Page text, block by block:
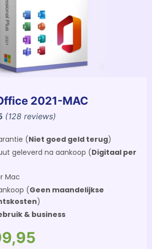
2021-MAC
(128 reviews)
(Niet goed geld terug)
geleverd na aankoop (Digitaal per
Mac
(Geen maandelijkse
)
& business